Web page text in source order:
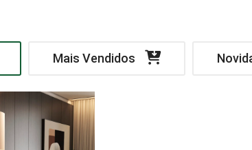
Mais Vendidos